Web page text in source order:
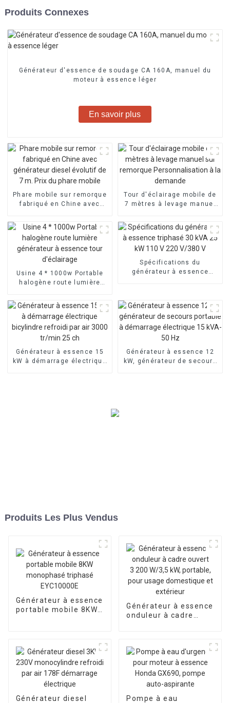
Produits Connexes
Générateur d'essence de soudage CA 160A, manuel du
moteur à essence léger
En savoir plus
Phare mobile sur remorque
fabriqué en Chine avec
de 7 m. Prix du phare
mobile
Tour d'éclairage mobile de
7 mètres à levage manuel
Personnalisation à la
demande
Usine 4 * 1000w Portable
halogène route lumière
d'éclairage
Spécifications du
générateur à essence
Générateur à essence 15
kW à démarrage électrique
Générateur à essence 12
kW, générateur de secours
Produits Les Plus Vendus
Générateur à essence
portable mobile 8KW
Générateur à essence
onduleur à cadre
usage domestique et
extérieur
Générateur diesel Pompe à eau